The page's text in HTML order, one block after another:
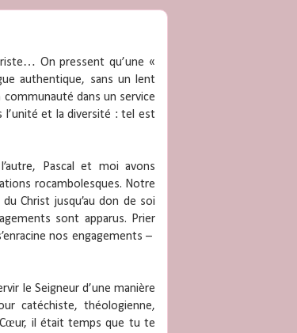
On pressent qu’une «
authentique, sans un lent
dans un service
l’unité et la diversité : tel est
Pascal et moi avons
rocambolesques. Notre
Christ jusqu’au don de soi
sont apparus. Prier
nos engagements –
le Seigneur d’une manière
catéchiste, théologienne,
il était temps que tu te